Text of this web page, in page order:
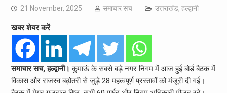
21 November, 2025 समाचार सच उत्तराखंड, हल्द्वानी
खबर शेयर करें
समाचार सच, हल्द्वानी। कुमाऊं के सबसे बड़े नगर निगम में आज हुई बोर्ड बैठक में
विकास और राजस्व बढ़ोतरी से जुड़े 28 महत्वपूर्ण प्रस्तावों को मंजूरी दी गई।